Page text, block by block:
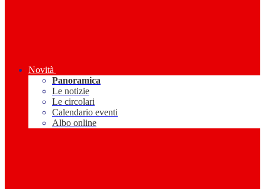
Novità
Panoramica
Le notizie
Le circolari
Calendario eventi
Albo online